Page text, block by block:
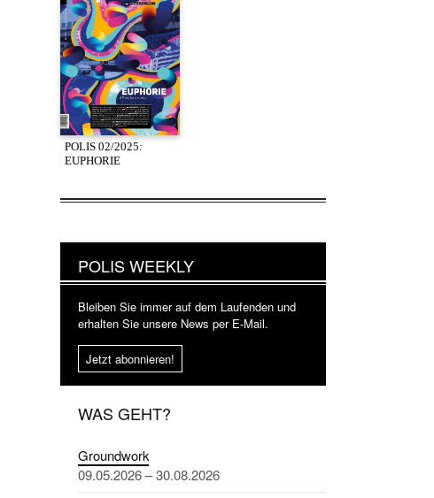
POLIS 02/2025:
EUPHORIE
POLIS WEEKLY
Bleiben Sie immer auf dem Laufenden und
erhalten Sie unsere News per E-Mail.
Jetzt abonnieren!
WAS GEHT?
Groundwork
09.05.2026 – 30.08.2026